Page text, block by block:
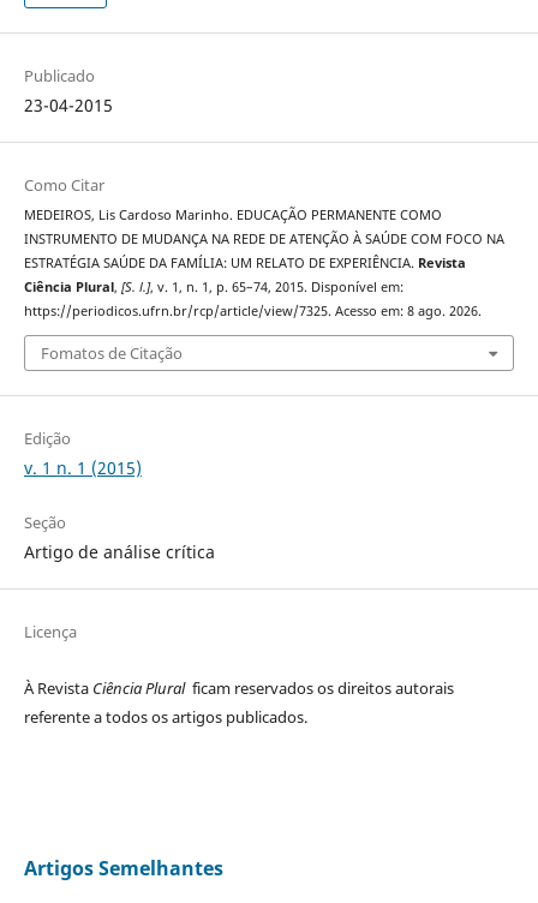
Publicado
23-04-2015
Como Citar
MEDEIROS, Lis Cardoso Marinho. EDUCAÇÃO PERMANENTE COMO
INSTRUMENTO DE MUDANÇA NA REDE DE ATENÇÃO À SAÚDE COM FOCO NA
ESTRATÉGIA SAÚDE DA FAMÍLIA: UM RELATO DE EXPERIÊNCIA. Revista
Ciência Plural, [S. l.], v. 1, n. 1, p. 65–74, 2015. Disponível em:
https://periodicos.ufrn.br/rcp/article/view/7325. Acesso em: 8 ago. 2026.
Fomatos de Citação
Edição
v. 1 n. 1 (2015)
Seção
Artigo de análise crítica
Licença
À Revista Ciência Plural ficam reservados os direitos autorais
referente a todos os artigos publicados.
Artigos Semelhantes